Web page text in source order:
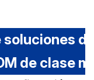
soluciones
de clase